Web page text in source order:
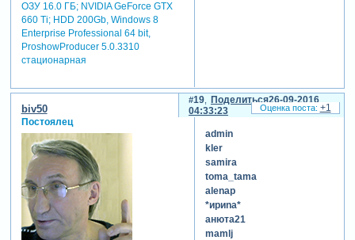
ОЗУ 16.0 ГБ; NVIDIA GeForce GTX
660 Ti; HDD 200Gb, Windows 8
Enterprise Professional 64 bit,
ProshowProducer 5.0.3310
стационарная
Поделиться
19
26-09-2016
04:33:23
biv50
Постоялец
admin
kler
samira
toma_tama
alenap
*ириnа*
анюта21
mamlj
+1